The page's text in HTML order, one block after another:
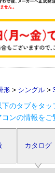
形 > シングル >
下のタブをタッ
ンの情報をご
カタログ